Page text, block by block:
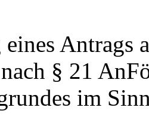
Antrags
§ 21
im